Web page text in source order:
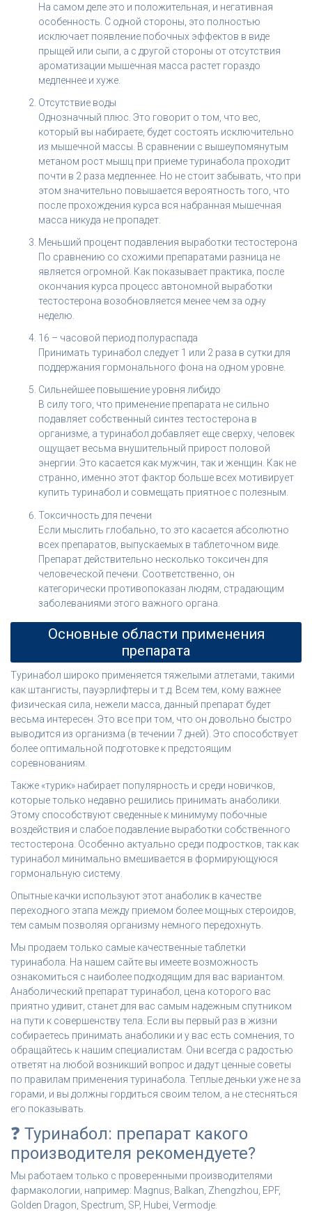
На самом деле это и положительная, и негативная
особенность. С одной стороны, это полностью
исключает появление побочных эффектов в виде
прыщей или сыпи, а с другой стороны от отсутствия
ароматизации мышечная масса растет гораздо
медленнее и хуже.
Отсутствие воды
Однозначный плюс. Это говорит о том, что вес,
который вы набираете, будет состоять исключительно
из мышечной массы. В сравнении с вышеупомянутым
метаном рост мышц при приеме туринабола проходит
почти в 2 раза медленнее. Но не стоит забывать, что при
этом значительно повышается вероятность того, что
после прохождения курса вся набранная мышечная
масса никуда не пропадет.
Меньший процент подавления выработки тестостерона
По сравнению со схожими препаратами разница не
является огромной. Как показывает практика, после
окончания курса процесс автономной выработки
тестостерона возобновляется менее чем за одну
неделю.
16 – часовой период полураспада
Принимать туринабол следует 1 или 2 раза в сутки для
поддержания гормонального фона на одном уровне.
Сильнейшее повышение уровня либидо
В силу того, что применение препарата не сильно
подавляет собственный синтез тестостерона в
организме, а туринабол добавляет еще сверху, человек
ощущает весьма внушительный прирост половой
энергии. Это касается как мужчин, так и женщин. Как не
странно, именно этот фактор больше всех мотивирует
купить туринабол и совмещать приятное с полезным.
Токсичность для печени
Если мыслить глобально, то это касается абсолютно
всех препаратов, выпускаемых в таблеточном виде.
Препарат действительно несколько токсичен для
человеческой печени. Соответственно, он
категорически противопоказан людям, страдающим
заболеваниями этого важного органа.
Основные области применения
препарата
Туринабол широко применяется тяжелыми атлетами, такими
как штангисты, пауэрлифтеры и т.д. Всем тем, кому важнее
физическая сила, нежели масса, данный препарат будет
весьма интересен. Это все при том, что он довольно быстро
выводится из организма (в течении 7 дней). Это способствует
более оптимальной подготовке к предстоящим
соревнованиям.
Также «турик» набирает популярность и среди новичков,
которые только недавно решились принимать анаболики.
Этому способствуют сведенные к минимуму побочные
воздействия и слабое подавление выработки собственного
тестостерона. Особенно актуально среди подростков, так как
туринабол минимально вмешивается в формирующуюся
гормональную систему.
Опытные качки используют этот анаболик в качестве
переходного этапа между приемом более мощных стероидов,
тем самым позволяя организму немного передохнуть.
Мы продаем только самые качественные таблетки
туринабола. На нашем сайте вы имеете возможность
ознакомиться с наиболее подходящим для вас вариантом.
Анаболический препарат туринабол, цена которого вас
приятно удивит, станет для вас самым надежным спутником
на пути к совершенству тела. Если вы первый раз в жизни
собираетесь принимать анаболики и у вас есть сомнения, то
обращайтесь к нашим специалистам. Они всегда с радостью
ответят на любой возникший вопрос и дадут ценные советы
по правилам применения туринабола. Теплые деньки уже не за
горами, и вы должны гордиться своим телом, а не стесняться
его показывать.
❓ Туринабол: препарат какого
производителя рекомендуете?
Мы работаем только с проверенными производителями
фармакологии, например: Magnus, Balkan, Zhengzhou, EPF,
Golden Dragon, Spectrum, SP, Hubei, Vermodje.